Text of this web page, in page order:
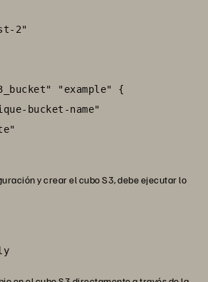
2"
"example" {
bucket-name"
y crear el cubo S3, debe ejecutar lo